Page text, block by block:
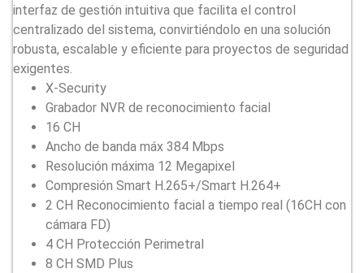
interfaz de gestión intuitiva que facilita el control
centralizado del sistema, convirtiéndolo en una solución
robusta, escalable y eficiente para proyectos de seguridad
exigentes.
X-Security
Grabador NVR de reconocimiento facial
16 CH
Ancho de banda máx 384 Mbps
Resolución máxima 12 Megapixel
Compresión Smart H.265+/Smart H.264+
2 CH Reconocimiento facial a tiempo real (16CH con
cámara FD)
4 CH Protección Perimetral
8 CH SMD Plus